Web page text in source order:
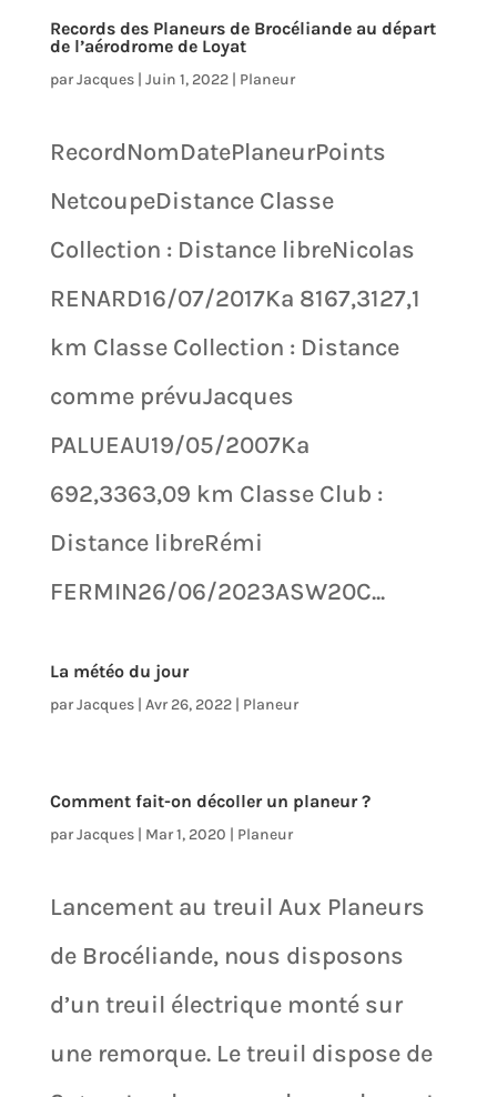
Records des Planeurs de Brocéliande au départ
de l’aérodrome de Loyat
parJacques| Juin 1, 2022| Planeur
RecordNomDatePlaneurPoints
NetcoupeDistance Classe
Collection : Distance libreNicolas
RENARD16/07/2017Ka 8167,3127,1
km Classe Collection : Distance
comme prévuJacques
PALUEAU19/05/2007Ka
692,3363,09 km Classe Club :
Distance libreRémi
FERMIN26/06/2023ASW20C...
La météo du jour
parJacques| Avr 26, 2022| Planeur
Comment fait-on décoller un planeur ?
parJacques| Mar 1, 2020 | Planeur
Lancement au treuil Aux Planeurs
de Brocéliande, nous disposons
d’un treuil électrique monté sur
une remorque. Le treuil dispose de